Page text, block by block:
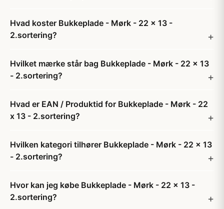
Hvad koster Bukkeplade - Mørk - 22 x 13 -
2.sortering?
Hvilket mærke står bag Bukkeplade - Mørk - 22 x 13
- 2.sortering?
Hvad er EAN / Produktid for Bukkeplade - Mørk - 22
x 13 - 2.sortering?
Hvilken kategori tilhører Bukkeplade - Mørk - 22 x 13
- 2.sortering?
Hvor kan jeg købe Bukkeplade - Mørk - 22 x 13 -
2.sortering?